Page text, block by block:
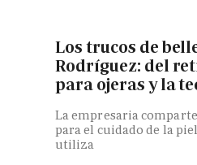
Los trucos de
Rodríguez: del
para ojeras y la
La empresaria
para el cuidado de la
utiliza